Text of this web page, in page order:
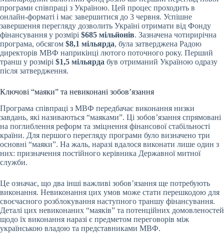
програми співпраці з Україною. Цей процес проходить в
онлайн-форматі і має завершитися до 3 червня. Успішне
завершення перегляду дозволить Україні отримати від Фонду
фінансування у розмірі $685 мільйонів. Зазначена чотирирічна
програма, обсягом $8,1 мільярда, була затверджена Радою
директорів МВФ наприкінці лютого поточного року. Перший
транш у розмірі $1,5 мільярда був отриманий Україною одразу
після затвердження.
Ключові “маяки” та невиконані зобов’язання
Програма співпраці з МВФ передбачає виконання низки
завдань, які називаються “маяками”. Ці зобов’язання спрямовані
на поглиблення реформ та зміцнення фінансової стабільності
країни. Для першого перегляду програми було визначено три
основні “маяки”. На жаль, наразі вдалося виконати лише один з
них: призначення постійного керівника Державної митної
служби.
Це означає, що два інші важливі зобов’язання ще потребують
виконання. Невиконання цих умов може стати перешкодою для
своєчасного розблокування наступного траншу фінансування.
Деталі цих невиконаних “маяків” та потенційних домовленостей
щодо їх виконання наразі є предметом переговорів між
українською владою та представниками МВФ.